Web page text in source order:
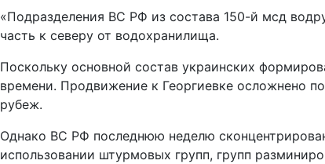
«Подразделения ВС РФ из состава 150-й мсд
часть к северу от водохранилища.
Поскольку основной состав украинских
времени. Продвижение к Георгиевке осложнено
рубеж.
Однако ВС РФ последнюю неделю
использовании штурмовых групп, групп